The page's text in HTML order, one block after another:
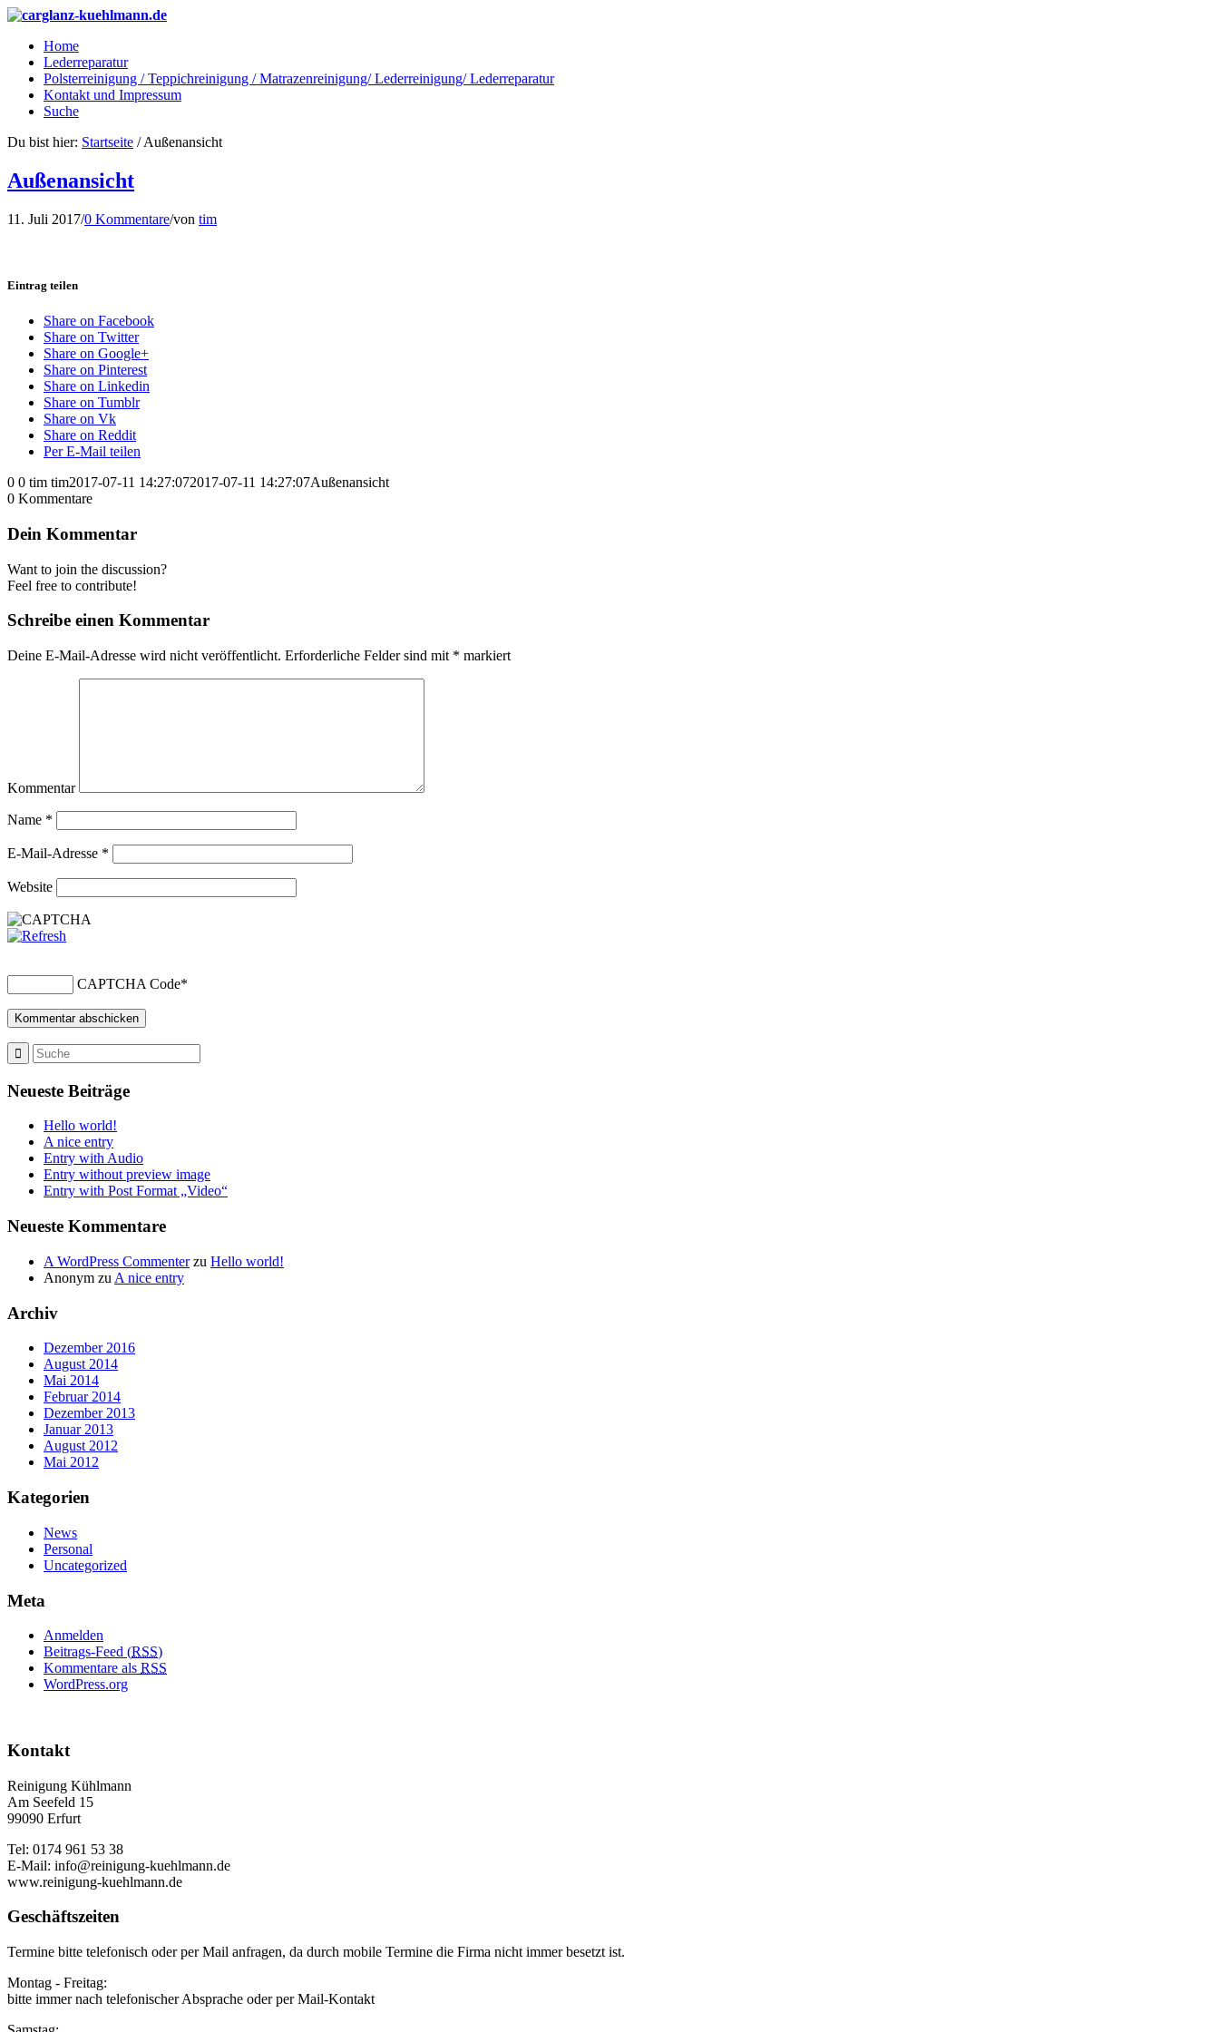
Home
Lederreparatur
Polsterreinigung / Teppichreinigung / Matrazenreinigung/ Lederreinigung/ Lederreparatur
Kontakt und Impressum
Suche
Du bist hier: Startseite / Außenansicht
Außenansicht
11. Juli 2017/0 Kommentare/von tim
Eintrag teilen
Share on Facebook
Share on Twitter
Share on Google+
Share on Pinterest
Share on Linkedin
Share on Tumblr
Share on Vk
Share on Reddit
Per E-Mail teilen
0 0 tim tim2017-07-11 14:27:072017-07-11 14:27:07Außenansicht
0 Kommentare
Dein Kommentar
Want to join the discussion?
Feel free to contribute!
Schreibe einen Kommentar
Deine E-Mail-Adresse wird nicht veröffentlicht. Erforderliche Felder sind mit * markiert
Kommentar
Name *
E-Mail-Adresse *
Website
CAPTCHA Code*
Neueste Beiträge
Hello world!
A nice entry
Entry with Audio
Entry without preview image
Entry with Post Format „Video“
Neueste Kommentare
A WordPress Commenterzu Hello world!
Anonym zu A nice entry
Archiv
Dezember 2016
August 2014
Mai 2014
Februar 2014
Dezember 2013
Januar 2013
August 2012
Mai 2012
Kategorien
News
Personal
Uncategorized
Meta
Anmelden
Beitrags-Feed (RSS)
Kommentare als RSS
WordPress.org
Kontakt
Reinigung Kühlmann
Am Seefeld 15
99090 Erfurt
Tel: 0174 961 53 38
E-Mail: info@reinigung-kuehlmann.de
www.reinigung-kuehlmann.de
Geschäftszeiten
Termine bitte telefonisch oder per Mail anfragen, da durch mobile Termine die Firma nicht immer besetzt ist.
Montag - Freitag:
bitte immer nach telefonischer Absprache oder per Mail-Kontakt